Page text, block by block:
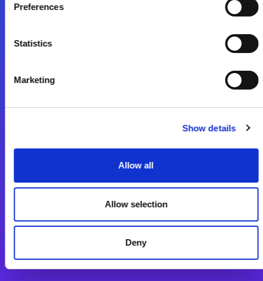
Preferences
Statistics
Marketing
Show details
Allow all
Allow selection
Deny
Start exceeding your digital transformation
Integrationslösungen
App Entwicklungsplattform
Magic xpa Low Code Plattform